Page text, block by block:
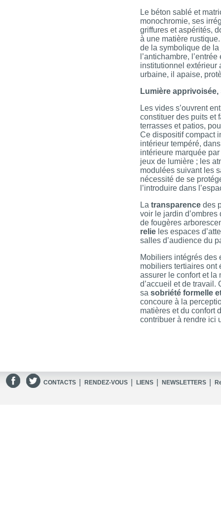
Le béton sablé et
monochromie, ses
griffures et aspérités,
à une matière
de la symbolique de
l’antichambre,
institutionnel extérieur
urbaine, il apaise,
Lumière
Les vides s’ouvrent
constituer des puits et
terrasses et patios,
Ce dispositif compact
intérieur tempéré,
intérieure marquée
jeux de lumière ; les
modulées suivant les
nécessité de se
l’introduire dans
La transparence des
voir le jardin
de fougères
relie les espaces
salles d’audience du
Mobiliers intégrés des
mobiliers tertiaires ont
assurer le confort et la
d’accueil et de travail.
sa sobriété formelle
concoure à la
matières et du confort
contribuer à rendre ici
CONTACTS RENDEZ-VOUS LIENS NEWSLETTERS